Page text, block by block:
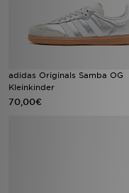
adidas Originals Samba OG
Kleinkinder
70,00€